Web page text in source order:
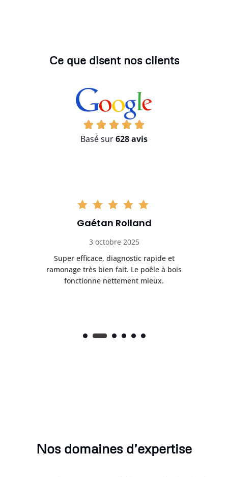
Ce que disent nos clients
Basé sur628 avis
Gaétan Rolland
3 octobre 2025
Super efficace, diagnostic rapide et
ramonage très bien fait. Le poêle à bois
fonctionne nettement mieux.
Nos domaines d’expertise